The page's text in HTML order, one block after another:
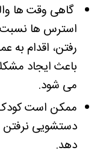
گاهی وقت ها
استرس ها
رفتن، اقدام به
باعث ایجاد
می شود.
ممکن است
دستشویی نرفتن
دهد.